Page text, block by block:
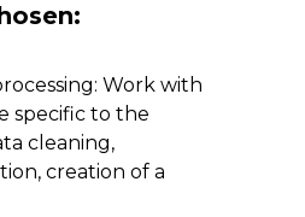
Work with
specific to the
cleaning,
creation of a